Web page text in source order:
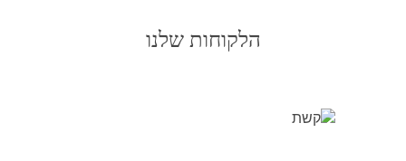
הלקוחות שלנו